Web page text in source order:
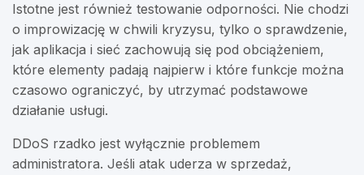
Istotne jest również testowanie odporności. Nie chodzi
o improwizację w chwili kryzysu, tylko o sprawdzenie,
jak aplikacja i sieć zachowują się pod obciążeniem,
które elementy padają najpierw i które funkcje można
czasowo ograniczyć, by utrzymać podstawowe
działanie usługi.
DDoS rzadko jest wyłącznie problemem
administratora. Jeśli atak uderza w sprzedaż,